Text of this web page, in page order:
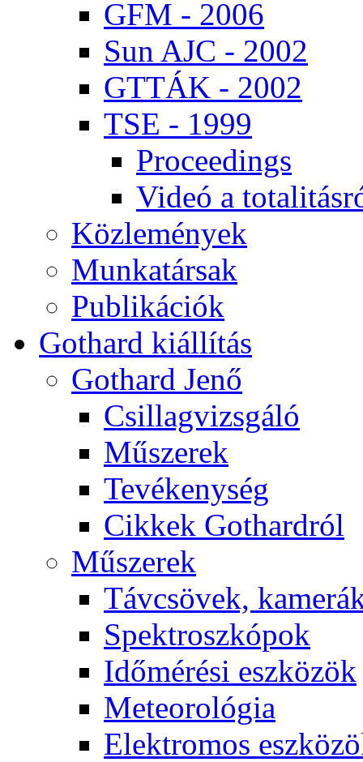
GFM - 2006
Sun AJC - 2002
GT­TÁK - 2002
TSE - 1999
Pro­ce­e­dings
Vi­deó a
Köz­le­mé­nyek
Mun­ka­tár­sak
Pub­li­ká­ci­ók
Got­hard ki­ál­lí­tás
Got­hard Je­nő
Csil­lag­vizs­gá­ló
Mű­sze­rek
Te­vé­keny­ség
Cik­kek Got­hard­ról
Mű­sze­rek
Táv­csö­vek,
Spekt­rosz­kó­pok
Idő­mé­ré­si esz­kö­zök
Me­te­o­ro­ló­gia
Elekt­ro­mos